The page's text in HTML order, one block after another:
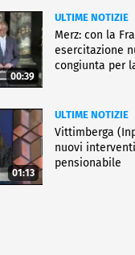
00:39
ULTIME NOTIZIE
Merz: con la
esercitazione
congiunta per
01:13
ULTIME NOTIZIE
Vittimberga
nuovi
pensionabile